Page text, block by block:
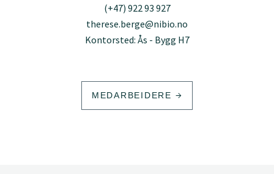
(+47) 922 93 927
therese.berge@nibio.no
Kontorsted: Ås - Bygg H7
MEDARBEIDERE